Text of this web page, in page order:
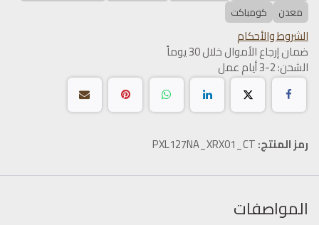
معدن
كومباكت
الشروط والأحكام
ضمان إرجاع الأموال خلال 30 يوماً
الشحن: 2-3 أيام عمل
رمز المنتج:PXL127NA_XRX01_CT
المواصفات